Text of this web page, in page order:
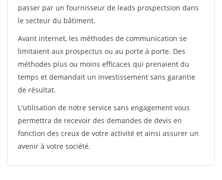
passer par un fournisseur de leads prospectsion dans
le secteur du bâtiment.
Avant internet, les méthodes de communication se
limitaient aux prospectus ou au porte à porte. Des
méthodes plus ou moins efficaces qui prenaient du
temps et demandait un investissement sans garantie
de résultat.
L'utilisation de notre service sans engagement vous
permettra de recevoir des demandes de devis en
fonction des creux de votre activité et ainsi assurer un
avenir à votre société.